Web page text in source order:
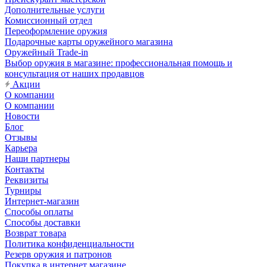
Дополнительные услуги
Комиссионный отдел
Переоформление оружия
Подарочные карты оружейного магазина
Оружейный Trade-in
Выбор оружия в магазине: профессиональная помощь и
консультация от наших продавцов
Акции
О компании
О компании
Новости
Блог
Отзывы
Карьера
Наши партнеры
Контакты
Реквизиты
Турниры
Интернет-магазин
Способы оплаты
Способы доставки
Возврат товара
Политика конфиденциальности
Резерв оружия и патронов
Покупка в интернет магазине